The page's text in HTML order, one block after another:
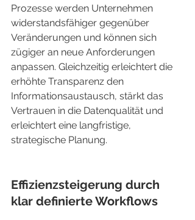
Prozesse werden Unternehmen
widerstandsfähiger gegenüber
Veränderungen und können sich
zügiger an neue Anforderungen
anpassen. Gleichzeitig erleichtert die
erhöhte Transparenz den
Informationsaustausch, stärkt das
Vertrauen in die Datenqualität und
erleichtert eine langfristige,
strategische Planung.
Effizienzsteigerung durch
klar definierte Workflows